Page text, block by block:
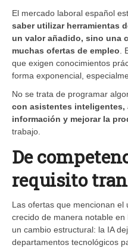
El mercado laboral español
saber utilizar herramientas
un valor añadido, sino una
muchas ofertas de empleo
que exigen conocimientos
forma exponencial,
No se trata de programar
con asistentes inteligentes,
información y mejorar la
trabajo.
De
requisito
Las ofertas que mencionan el
crecido de manera notable
un cambio estructural: la IA
departamentos tecnológicos